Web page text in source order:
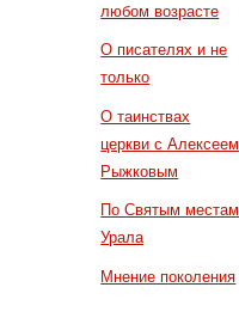
любом возрасте
О писателях и не
только
О таинствах
церкви с Алексеем
Рыжковым
По Святым местам
Урала
Мнение поколения